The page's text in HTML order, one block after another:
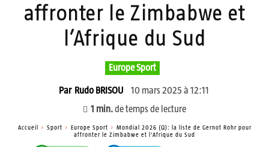
affronter le Zimbabwe et
l’Afrique du Sud
Europe Sport
Par Rudo BRISOU
10 mars 2025 à 12:11
1 min.de temps de lecture
Accueil Sport Europe Sport
Mondial 2026 (Q): la liste de Gernot Rohr pour
affronter le Zimbabwe et l'Afrique du Sud